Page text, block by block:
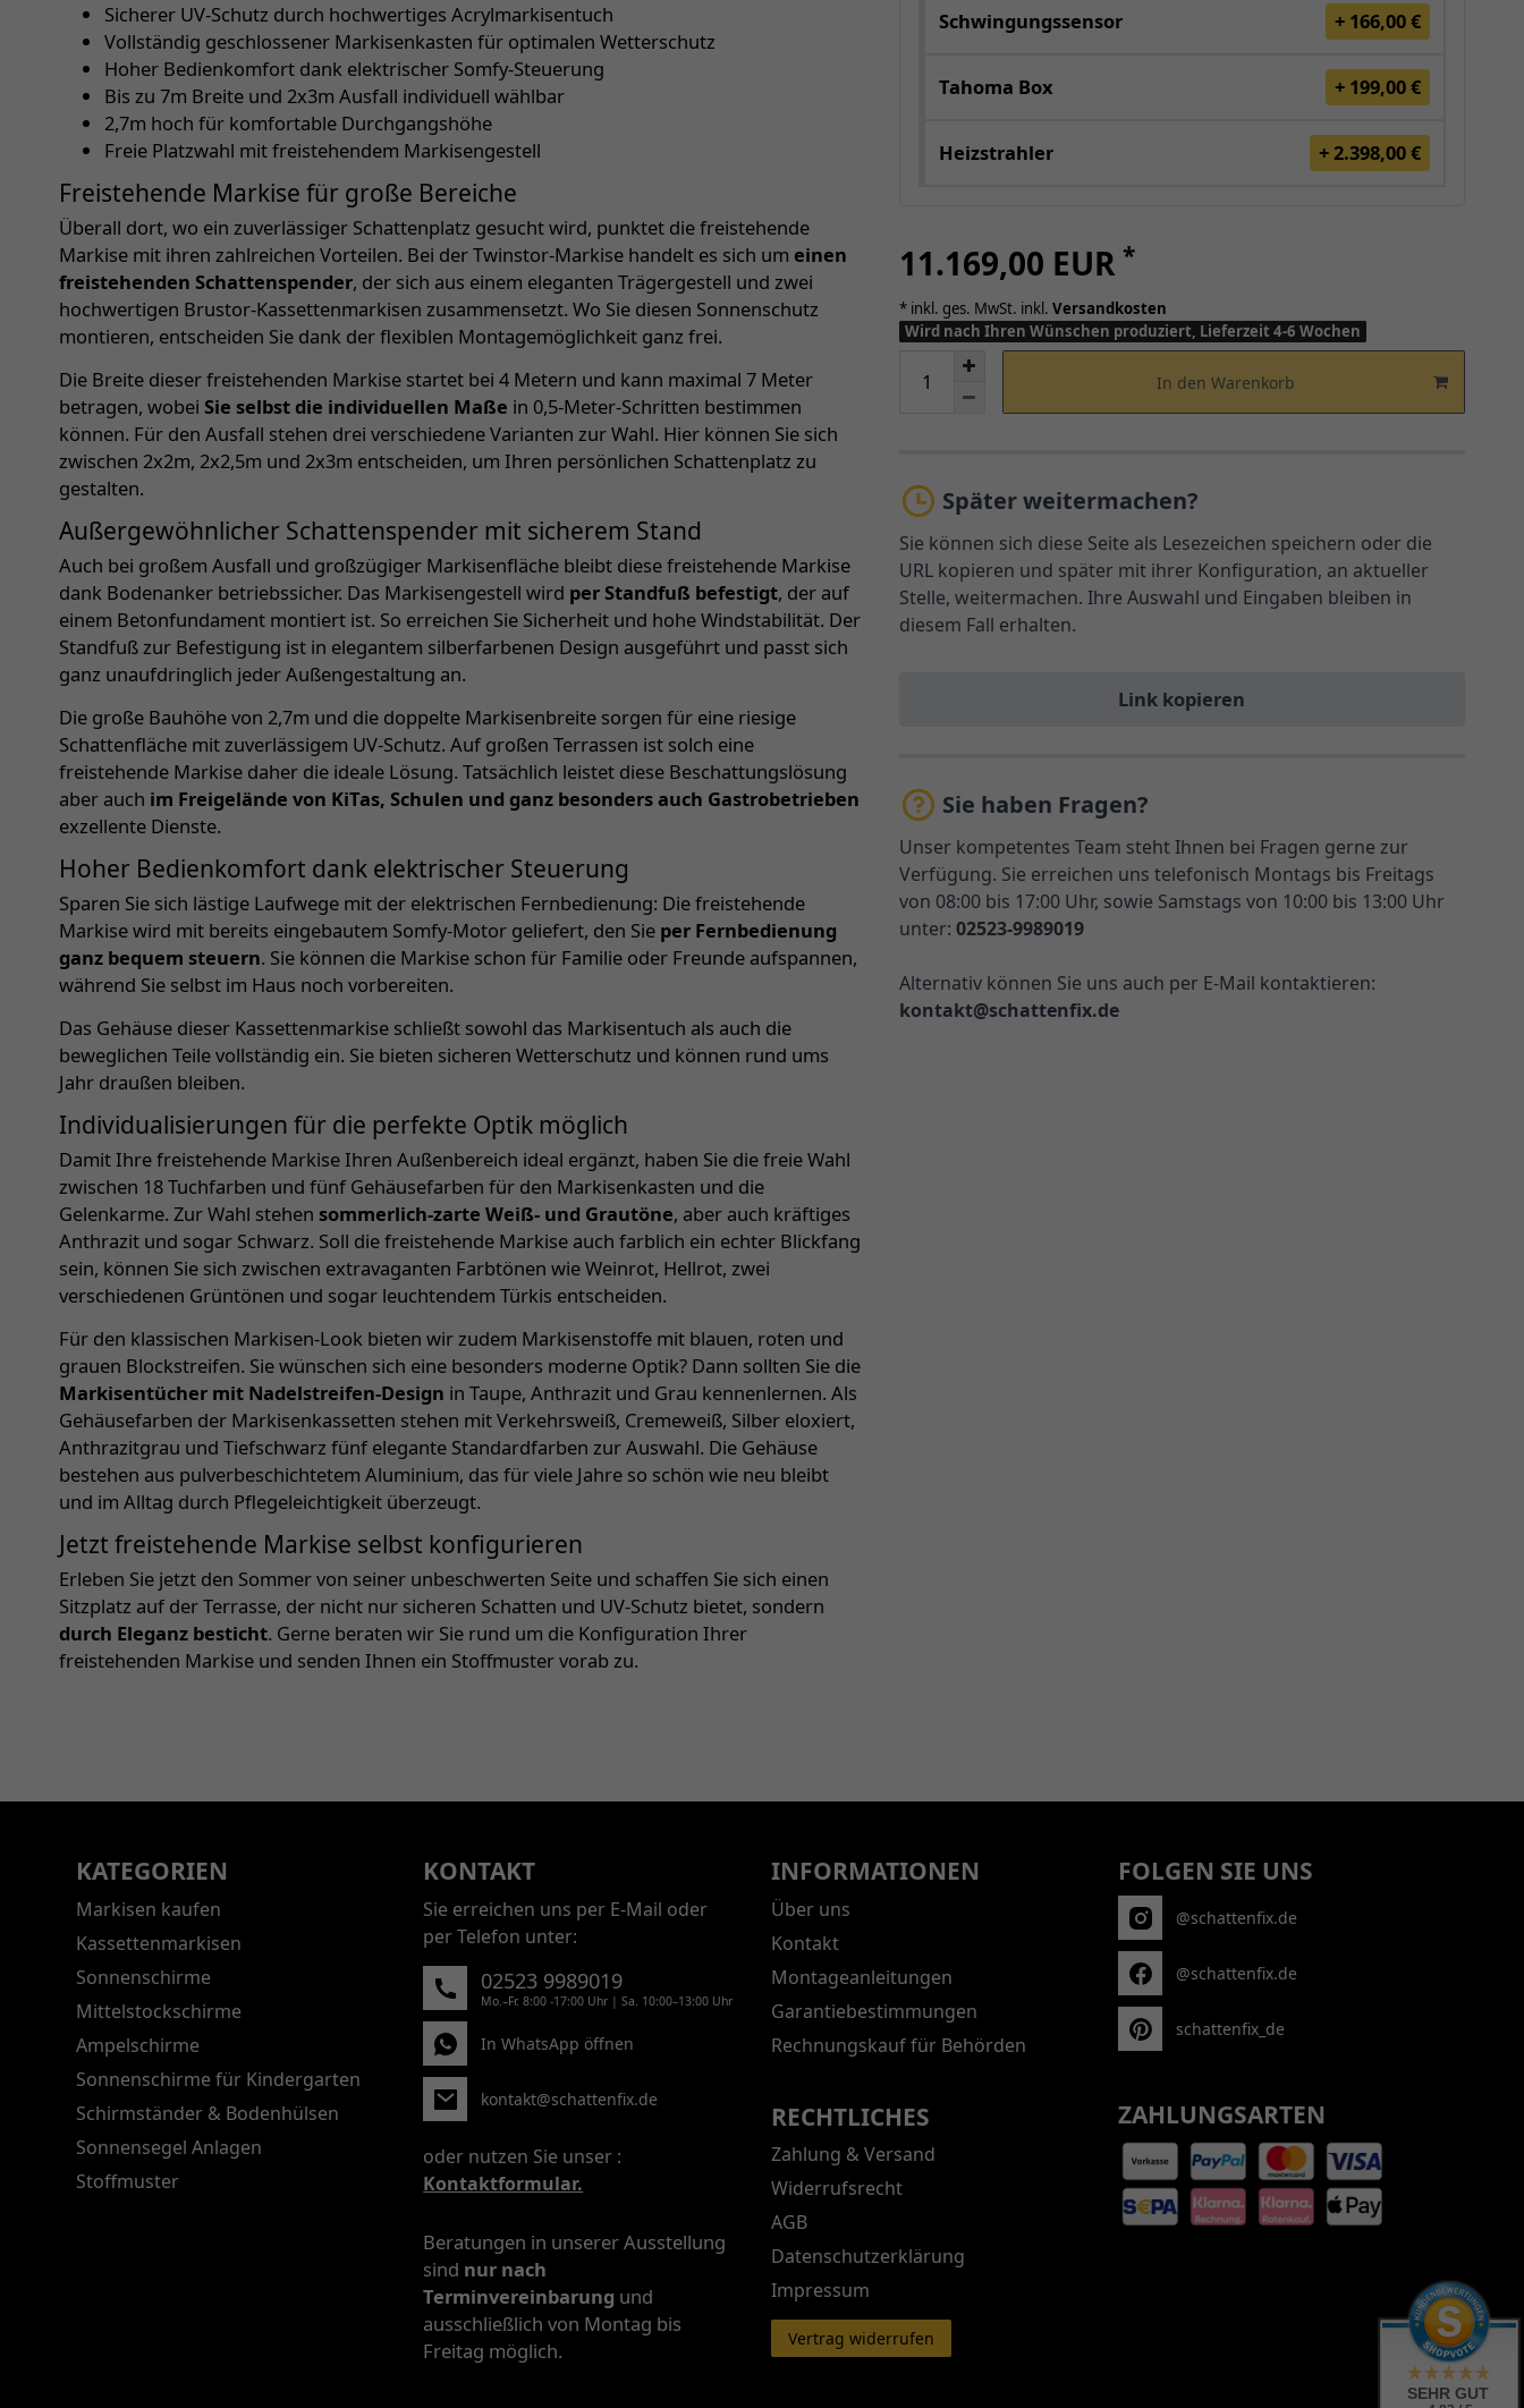
Sicherer UV-Schutz durch hochwertiges Acrylmarkisentuch
Vollständig geschlossener Markisenkasten für optimalen Wetterschutz
Hoher Bedienkomfort dank elektrischer Somfy-Steuerung
Bis zu 7m Breite und 2x3m Ausfall individuell wählbar
2,7m hoch für komfortable Durchgangshöhe
Freie Platzwahl mit freistehendem Markisengestell
Freistehende Markise für große Bereiche
Überall dort, wo ein zuverlässiger Schattenplatz gesucht wird, punktet die freistehende
Markise mit ihren zahlreichen Vorteilen. Bei der Twinstor-Markise handelt es sich um einen
freistehenden Schattenspender, der sich aus einem eleganten Trägergestell und zwei
hochwertigen Brustor-Kassettenmarkisen zusammensetzt. Wo Sie diesen Sonnenschutz
montieren, entscheiden Sie dank der flexiblen Montagemöglichkeit ganz frei.
Die Breite dieser freistehenden Markise startet bei 4 Metern und kann maximal 7 Meter
betragen, wobei Sie selbst die individuellen Maße in 0,5-Meter-Schritten bestimmen
können. Für den Ausfall stehen drei verschiedene Varianten zur Wahl. Hier können Sie sich
zwischen 2x2m, 2x2,5m und 2x3m entscheiden, um Ihren persönlichen Schattenplatz zu
gestalten.
Außergewöhnlicher Schattenspender mit sicherem Stand
Auch bei großem Ausfall und großzügiger Markisenfläche bleibt diese freistehende Markise
dank Bodenanker betriebssicher. Das Markisengestell wird per Standfuß befestigt, der auf
einem Betonfundament montiert ist. So erreichen Sie Sicherheit und hohe Windstabilität. Der
Standfuß zur Befestigung ist in elegantem silberfarbenen Design ausgeführt und passt sich
ganz unaufdringlich jeder Außengestaltung an.
Die große Bauhöhe von 2,7m und die doppelte Markisenbreite sorgen für eine riesige
Schattenfläche mit zuverlässigem UV-Schutz. Auf großen Terrassen ist solch eine
freistehende Markise daher die ideale Lösung. Tatsächlich leistet diese Beschattungslösung
aber auch im Freigelände von KiTas, Schulen und ganz besonders auch Gastrobetrieben
exzellente Dienste.
Hoher Bedienkomfort dank elektrischer Steuerung
Sparen Sie sich lästige Laufwege mit der elektrischen Fernbedienung: Die freistehende
Markise wird mit bereits eingebautem Somfy-Motor geliefert, den Sie per Fernbedienung
ganz bequem steuern. Sie können die Markise schon für Familie oder Freunde aufspannen,
während Sie selbst im Haus noch vorbereiten.
Das Gehäuse dieser Kassettenmarkise schließt sowohl das Markisentuch als auch die
beweglichen Teile vollständig ein. Sie bieten sicheren Wetterschutz und können rund ums
Jahr draußen bleiben.
Individualisierungen für die perfekte Optik möglich
Damit Ihre freistehende Markise Ihren Außenbereich ideal ergänzt, haben Sie die freie Wahl
zwischen 18 Tuchfarben und fünf Gehäusefarben für den Markisenkasten und die
Gelenkarme. Zur Wahl stehen sommerlich-zarte Weiß- und Grautöne, aber auch kräftiges
Anthrazit und sogar Schwarz. Soll die freistehende Markise auch farblich ein echter Blickfang
sein, können Sie sich zwischen extravaganten Farbtönen wie Weinrot, Hellrot, zwei
verschiedenen Grüntönen und sogar leuchtendem Türkis entscheiden.
Für den klassischen Markisen-Look bieten wir zudem Markisenstoffe mit blauen, roten und
grauen Blockstreifen. Sie wünschen sich eine besonders moderne Optik? Dann sollten Sie die
Markisentücher mit Nadelstreifen-Design in Taupe, Anthrazit und Grau kennenlernen. Als
Gehäusefarben der Markisenkassetten stehen mit Verkehrsweiß, Cremeweiß, Silber eloxiert,
Anthrazitgrau und Tiefschwarz fünf elegante Standardfarben zur Auswahl. Die Gehäuse
bestehen aus pulverbeschichtetem Aluminium, das für viele Jahre so schön wie neu bleibt
und im Alltag durch Pflegeleichtigkeit überzeugt.
Jetzt freistehende Markise selbst konfigurieren
Erleben Sie jetzt den Sommer von seiner unbeschwerten Seite und schaffen Sie sich einen
Sitzplatz auf der Terrasse, der nicht nur sicheren Schatten und UV-Schutz bietet, sondern
durch Eleganz besticht. Gerne beraten wir Sie rund um die Konfiguration Ihrer
freistehenden Markise und senden Ihnen ein Stoffmuster vorab zu.
Schwingungssensor + 166,00 €
Tahoma Box + 199,00 €
Heizstrahler + 2.398,00 €
11.169,00 EUR *
* inkl. ges. MwSt. inkl. Versandkosten
Wird nach Ihren Wünschen produziert, Lieferzeit 4-6 Wochen
In den Warenkorb
Später weitermachen?
Sie können sich diese Seite als Lesezeichen speichern oder die
URL kopieren und später mit ihrer Konfiguration, an aktueller
Stelle, weitermachen. Ihre Auswahl und Eingaben bleiben in
diesem Fall erhalten.
Link kopieren
Sie haben Fragen?
Unser kompetentes Team steht Ihnen bei Fragen gerne zur
Verfügung. Sie erreichen uns telefonisch Montags bis Freitags
von 08:00 bis 17:00 Uhr, sowie Samstags von 10:00 bis 13:00 Uhr
unter: 02523-9989019
Alternativ können Sie uns auch per E-Mail kontaktieren:
kontakt@schattenfix.de
KATEGORIEN
Markisen kaufen
Kassettenmarkisen
Sonnenschirme
Mittelstockschirme
Ampelschirme
Sonnenschirme für Kindergarten
Schirmständer & Bodenhülsen
Sonnensegel Anlagen
Stoffmuster
KONTAKT
Sie erreichen uns per E-Mail oder
per Telefon unter:
02523 9989019
Mo.–Fr. 8:00 -17:00 Uhr | Sa. 10:00–13:00 Uhr
In WhatsApp öffnen
kontakt@schattenfix.de
oder nutzen Sie unser :
Kontaktformular.
Beratungen in unserer Ausstellung
sind nur nach
Terminvereinbarung und
ausschließlich von Montag bis
Freitag möglich.
INFORMATIONEN
Über uns
Kontakt
Montageanleitungen
Garantiebestimmungen
Rechnungskauf für Behörden
RECHTLICHES
Zahlung & Versand
Widerrufsrecht
AGB
Datenschutzerklärung
Impressum
Vertrag widerrufen
FOLGEN SIE UNS
@schattenfix.de
@schattenfix.de
schattenfix_de
ZAHLUNGSARTEN
SEHR GUT